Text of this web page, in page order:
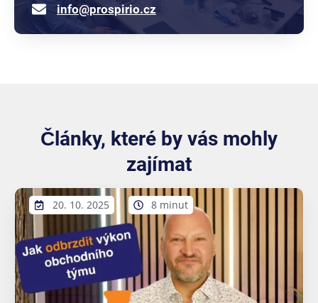
info@prospirio.cz
Články, které by vás mohly
zajímat
20. 10. 2025 8 minut